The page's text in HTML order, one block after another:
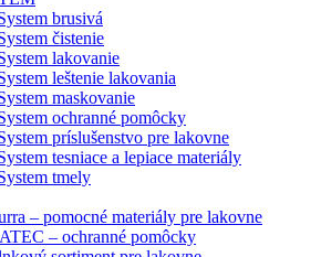
brusivá
čistenie
lakovanie
leštenie lakovania
maskovanie
ochranné pomôcky
príslušenstvo pre lakovne
tesniace a lepiace materiály
tmely
– pomocné materiály pre lakovne
– ochranné pomôcky